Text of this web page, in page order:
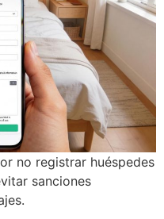
no registrar huéspedes
sanciones